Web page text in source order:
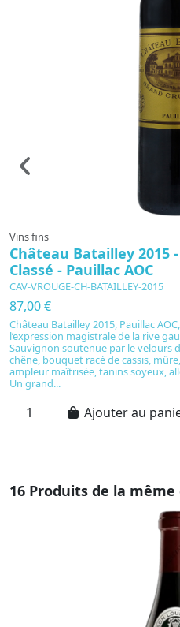
Vins fins
Château Batailley 2015
Classé - Pauillac AOC
CAV-VROUGE-CH-BATAILLEY-2015
87,00 €
Château Batailley 2015, Pauillac
l’expression magistrale de la rive
Sauvignon soutenue par le velours
chêne, bouquet racé de cassis,
ampleur maîtrisée, tanins soyeux,
Un grand...
Ajouter au
16 Produits de la